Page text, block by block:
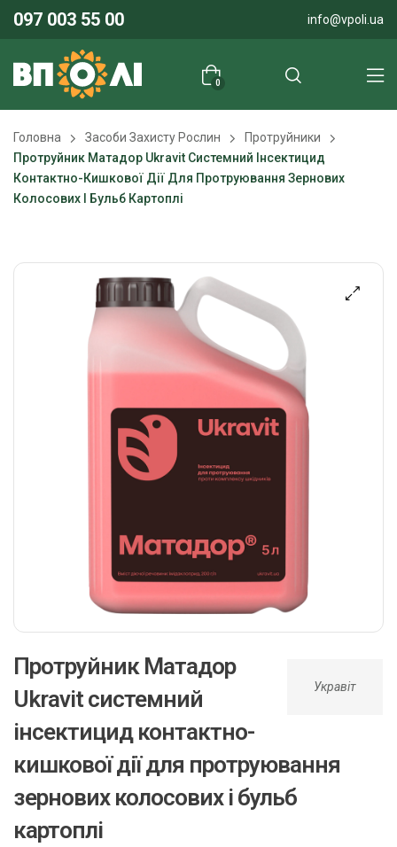
097 003 55 00 info@vpoli.ua
0
Головна Засоби Захисту Рослин
Протруйники
Протруйник Матадор Ukravit Системний Інсектицид
Контактно-Кишкової Дії Для Протруювання Зернових
Колосових І Бульб Картоплі
Укравіт
Протруйник Матадор
Ukravit системний
інсектицид контактно-
кишкової дії для протруювання
зернових колосових і бульб
картоплі